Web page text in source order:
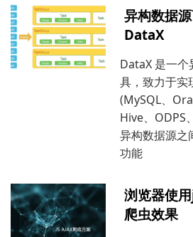
异构数据
DataX
DataX 是一
具，致力于实
(MySQL、
Hive、ODPS
异构数据源之
功能
浏览器使
爬虫效果